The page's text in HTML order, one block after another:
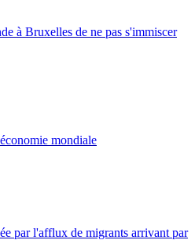
à Bruxelles de ne pas s'immiscer
mondiale
par l'afflux de migrants arrivant par